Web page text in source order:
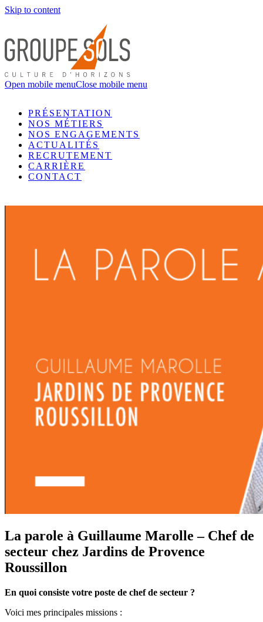
Skip to content
Open mobile menuClose mobile menu
PRÉSENTATION
NOS MÉTIERS
NOS ENGAGEMENTS
ACTUALITÉS
RECRUTEMENT
CARRIÈRE
CONTACT
La parole à Guillaume Marolle – Chef de
secteur chez Jardins de Provence
Roussillon
En quoi consiste votre poste de chef de secteur ?
Voici mes principales missions :